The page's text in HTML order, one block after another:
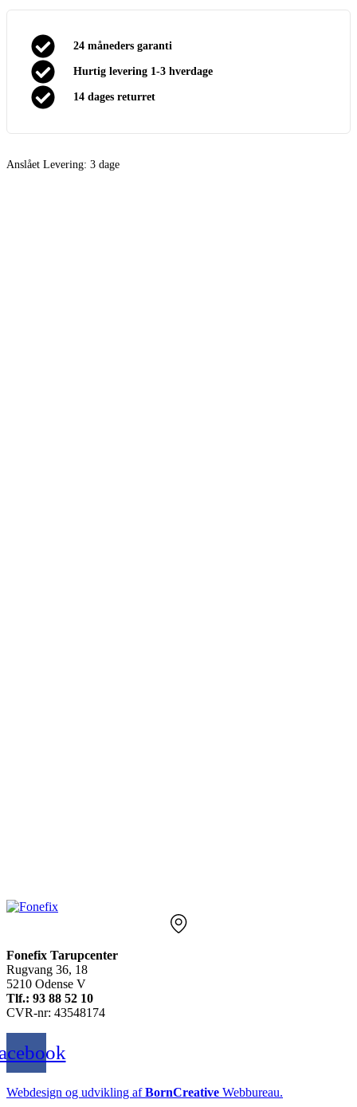
24 måneders garanti
Hurtig levering 1-3 hverdage
14 dages returret
Anslået Levering: 3 dage
Fonefix Tarupcenter
Rugvang 36, 18
5210 Odense V
Tlf.: 93 88 52 10
CVR-nr: 43548174
Webdesign og udvikling afBornCreative Webbureau.